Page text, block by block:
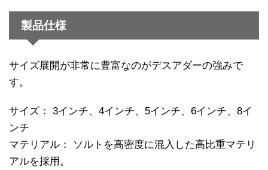
製品仕様
サイズ展開が非常に豊富なのがデスアダーの強みで
す。
サイズ： 3インチ、4インチ、5インチ、6インチ、8イ
ンチ
マテリアル： ソルトを高密度に混入した高比重マテリ
アルを採用。